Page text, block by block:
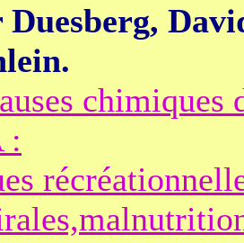
Duesberg,
chimiques
: